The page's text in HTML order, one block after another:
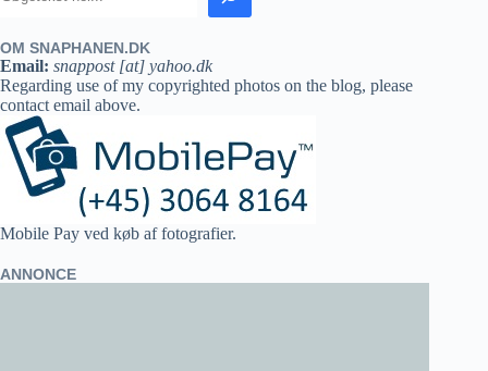
OM SNAPHANEN.DK
Email: snappost [at] yahoo.dk
Regarding use of my copyrighted photos on the blog, please
contact email above.
Mobile Pay ved køb af fotografier.
ANNONCE